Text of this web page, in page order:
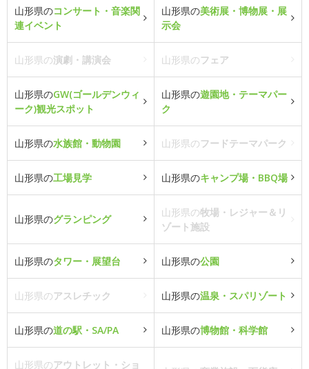
山形県のコンサート・音楽関
連イベント
山形県の美術展・博物展・展
示会
山形県の演劇・講演会 山形県のフェア
山形県のGW(ゴールデンウィ
ーク)観光スポット
山形県の遊園地・テーマパー
ク
山形県の水族館・動物園 山形県のフードテーマパーク
山形県の工場見学 山形県のキャンプ場・BBQ場
山形県のグランピング
山形県の牧場・レジャー＆リ
ゾート施設
山形県のタワー・展望台 山形県の公園
山形県のアスレチック 山形県の温泉・スパリゾート
山形県の道の駅・SA/PA 山形県の博物館・科学館
山形県のアウトレット・ショ